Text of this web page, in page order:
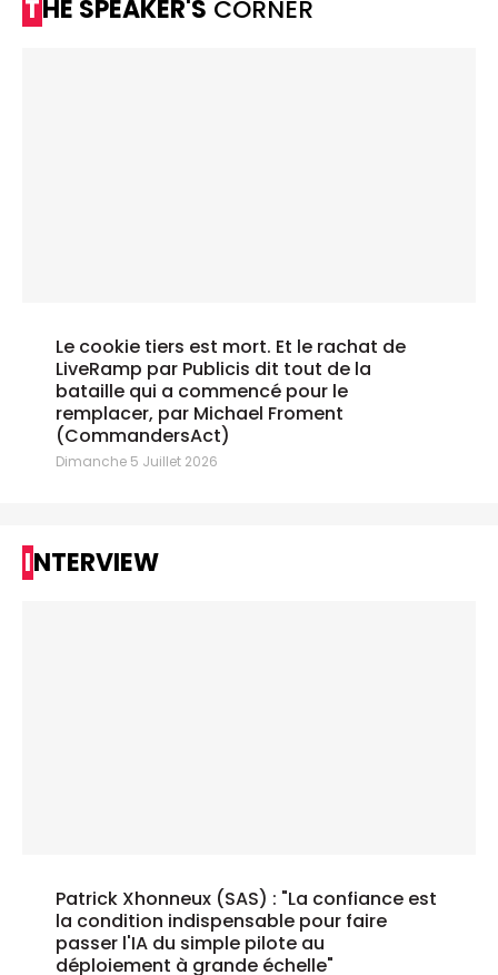
THE SPEAKER'S CORNER
Le cookie tiers est mort. Et le rachat de
LiveRamp par Publicis dit tout de la
bataille qui a commencé pour le
remplacer, par Michael Froment
(CommandersAct)
Dimanche 5 Juillet 2026
INTERVIEW
Patrick Xhonneux (SAS) : "La confiance est
la condition indispensable pour faire
passer l'IA du simple pilote au
déploiement à grande échelle"